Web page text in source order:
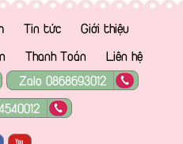
Tin tức
Giới thiệu
Thanh Toán
Liên hệ
Zalo 0868693012